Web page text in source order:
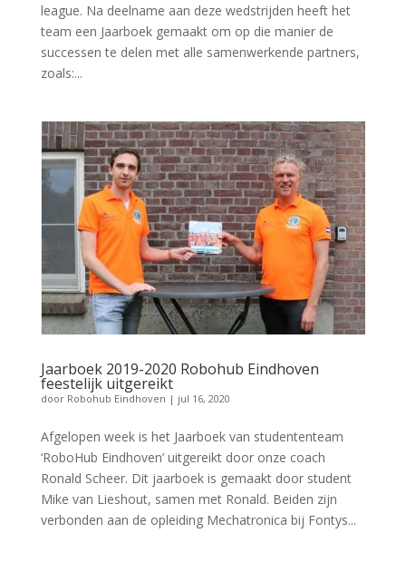
league. Na deelname aan deze wedstrijden heeft het
team een Jaarboek gemaakt om op die manier de
successen te delen met alle samenwerkende partners,
zoals:...
Jaarboek 2019-2020 Robohub Eindhoven
feestelijk uitgereikt
door Robohub Eindhoven | jul 16, 2020
Afgelopen week is het Jaarboek van studententeam
‘RoboHub Eindhoven’ uitgereikt door onze coach
Ronald Scheer. Dit jaarboek is gemaakt door student
Mike van Lieshout, samen met Ronald. Beiden zijn
verbonden aan de opleiding Mechatronica bij Fontys...